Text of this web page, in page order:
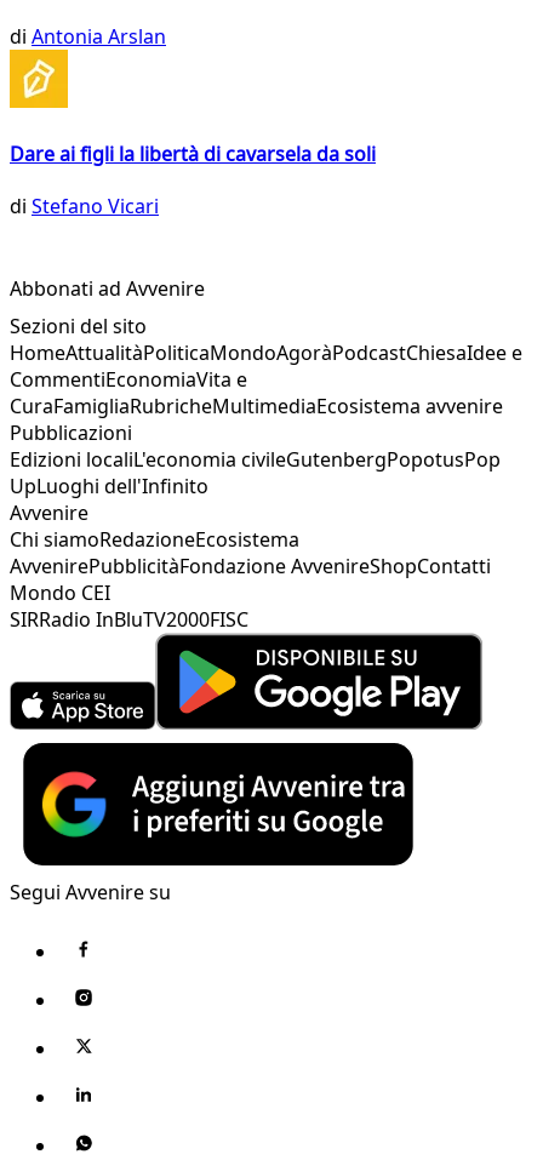
di Antonia Arslan
Dare ai figli la libertà di cavarsela da soli
di Stefano Vicari
Abbonati ad Avvenire
Sezioni del sito
HomeAttualitàPoliticaMondoAgoràPodcastChiesaIdee e
CommentiEconomiaVita e
CuraFamigliaRubricheMultimediaEcosistema avvenire
Pubblicazioni
Edizioni localiL'economia civileGutenbergPopotusPop
UpLuoghi dell'Infinito
Avvenire
Chi siamoRedazioneEcosistema
AvvenirePubblicitàFondazione AvvenireShopContatti
Mondo CEI
SIRRadio InBluTV2000FISC
Segui Avvenire su